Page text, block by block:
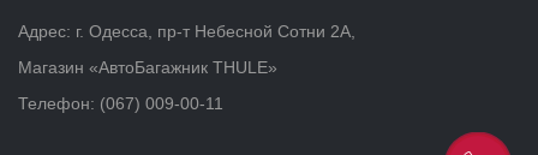
Адрес: г. Одесса, пр-т Небесной Сотни 2А,
Магазин «АвтоБагажник THULE»
Телефон: (067) 009-00-11